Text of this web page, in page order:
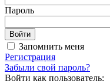
Пароль
Запомнить меня
Регистрация
Забыли свой пароль?
Войти как пользователь: